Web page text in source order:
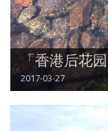
「香港后花
2017-03-27